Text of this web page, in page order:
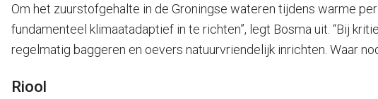
Om het zuurstofgehalte in de Groningse wateren tijdens warme
fundamenteel klimaatadaptief in te richten”, legt Bosma uit. “Bij
regelmatig baggeren en oevers natuurvriendelijk inrichten. Waar
Riool